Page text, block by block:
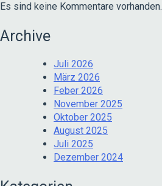
Es sind keine Kommentare vorhanden.
Archive
Juli 2026
März 2026
Feber 2026
November 2025
Oktober 2025
August 2025
Juli 2025
Dezember 2024